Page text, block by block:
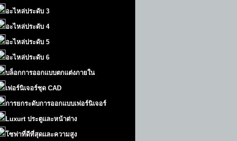
อะไหล่ประดับ 3
อะไหล่ประดับ 4
อะไหล่ประดับ 5
อะไหล่ประดับ 6
บล็อกการออกแบบตกแต่งภายใน
เฟอร์นิเจอร์ชุด CAD
การยกระดับการออกแบบเฟอร์นิเจอร์
Luxurt ประตูและหน้าต่าง
โซฟาที่ดีที่สุดและความสูง